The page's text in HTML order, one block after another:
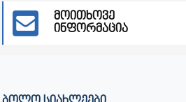
მოითხოვე
ინფორმაცია